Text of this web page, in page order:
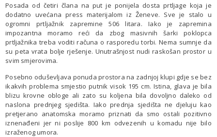
Posada od četiri člana na put je ponijela dosta prtljage koja je
dodatno uvećana press materijalom iz Ženeve. Sve je stalo u
ogromni prtljažnik zapremine 506 litara. Iako je zapremina
impozantna moramo reći da zbog masivnih šarki poklopca
prtljažnika treba voditi računa o rasporedu torbi. Nema sumnje da
su peta vrata bolje rješenje. Unutrašnjost nudi raskošan prostor u
svim smjerovima.
Posebno oduševljava ponuda prostora na zadnjoj klupi gdje se bez
ikakvih problema smjestio putnik visok 195 cm. Istina, glava je bila
blizu krovne obloge ali zato su koljena bila dovoljno daleko od
naslona prednjeg sjedišta. Iako prednja sjedišta ne djeluju kao
pretjerano anatomska moramo priznati da smo ostali pozitivno
iznenađeni jer ni poslije 800 km odvezenih u komadu nije bilo
izraženog umora.